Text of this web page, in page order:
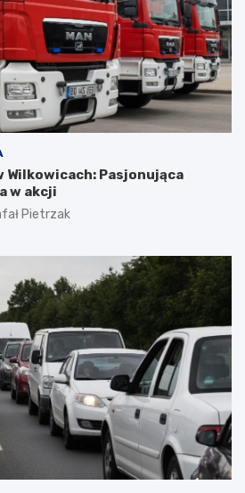
Wilkowicach: Pasjonująca
w akcji
Pietrzak